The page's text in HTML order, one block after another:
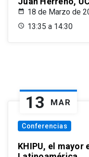
18 de Marzo de
13:35 a 14:30
13 MAR
Conferencias
KHIPU, el mayor